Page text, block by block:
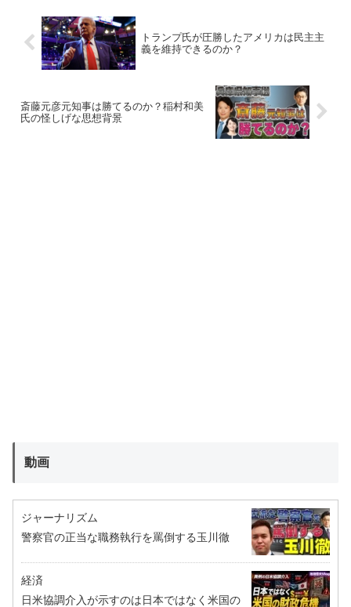
トランプ氏が圧勝したアメリカは民主主
義を維持できるのか？
斎藤元彦元知事は勝てるのか？稲村和美
氏の怪しげな思想背景
動画
ジャーナリズム
警察官の正当な職務執行を罵倒する玉川徹
経済
日米協調介入が示すのは日本ではなく米国の